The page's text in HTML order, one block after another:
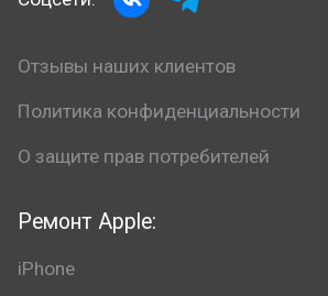
Ремонт Apple:
iPhone
Отзывы наших клиентов
Политика конфиденциальности
О защите прав потребителей